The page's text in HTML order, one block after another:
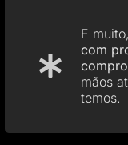
E
com
mãos
temos.